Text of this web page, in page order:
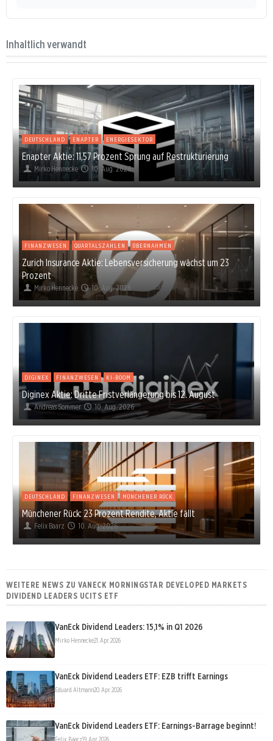
Inhaltlich verwandt
DEUTSCHLAND ENAPTER ENERGIESEKTOR
Enapter Aktie: 11,57 Prozent Sprung auf Restrukturierung
Mirko Hennecke 10. Aug. 2026
FINANZWESEN QUARTALSZAHLEN ÜBERNAHMEN
Zurich Insurance Aktie: Lebensversicherung wächst um 23
Prozent
Mirko Hennecke 10. Aug. 2026
DIGINEX FINANZWESEN KI-BOOM
Diginex Aktie: Dritte Fristverlängerung bis 12. August
Andreas Sommer 10. Aug. 2026
DEUTSCHLAND FINANZWESEN MÜNCHENER RÜCK
Münchener Rück: 23 Prozent Rendite, Aktie fällt
Felix Baarz 10. Aug. 2026
WEITERE NEWS ZU VANECK MORNINGSTAR DEVELOPED MARKETS
DIVIDEND LEADERS UCITS ETF
VanEck Dividend Leaders: 15,1% in Q1 2026
Mirko Hennecke21. Apr. 2026
VanEck Dividend Leaders ETF: EZB trifft Earnings
Eduard Altmann20. Apr. 2026
VanEck Dividend Leaders ETF: Earnings-Barrage beginnt!
Felix Baarz19. Apr. 2026